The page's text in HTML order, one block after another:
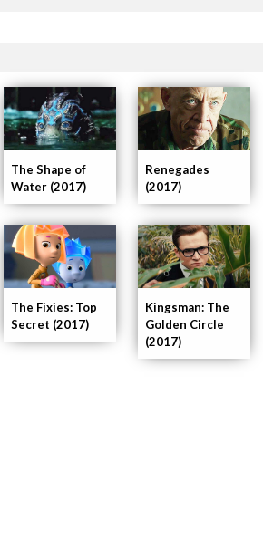
Kingsman: The
Golden Circle
(2017)
The Fixies: Top
Secret (2017)
Renegades
(2017)
The Shape of
Water (2017)